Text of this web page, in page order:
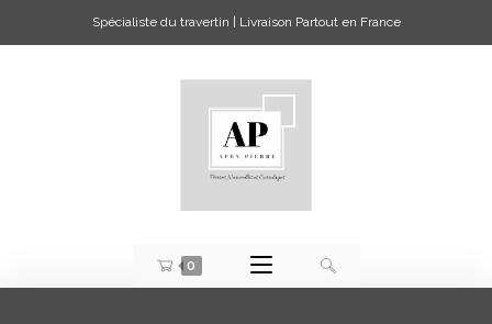
Spécialiste du travertin | Livraison Partout en France
0